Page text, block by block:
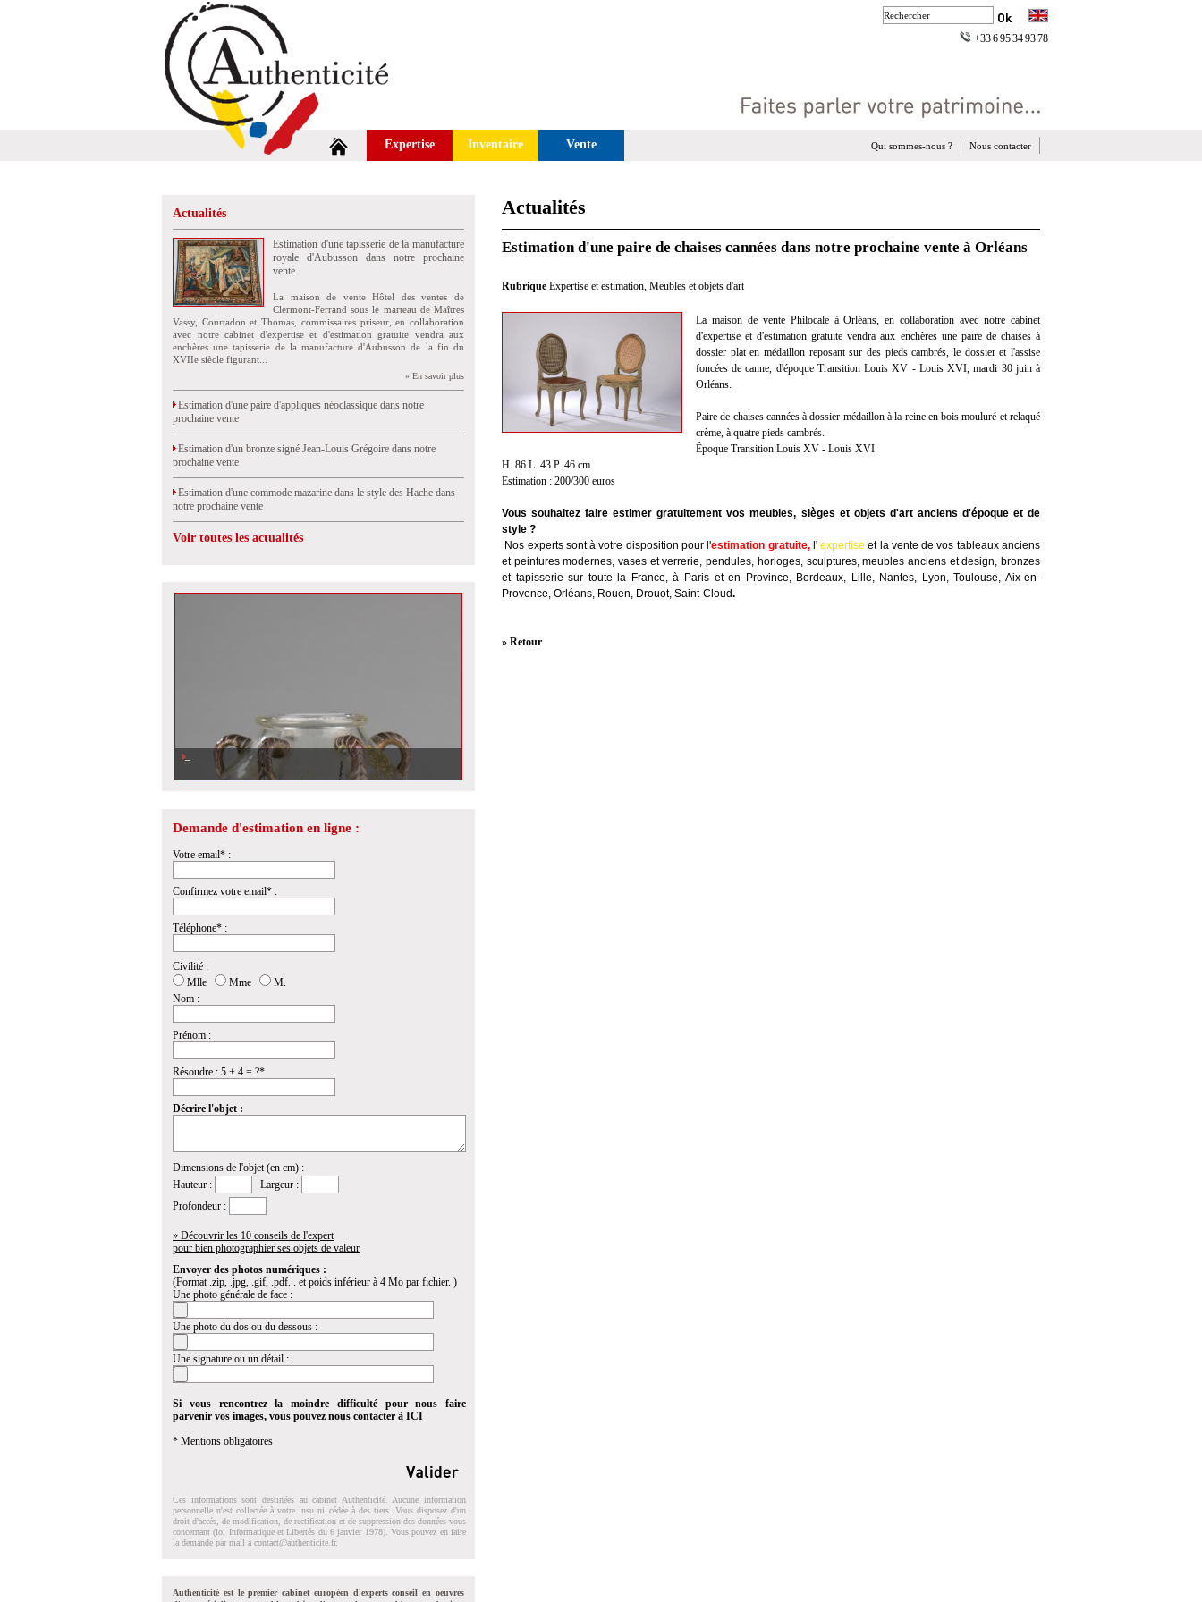
+33 6 95 34 93 78
Expertise Inventaire Vente Nous contacter
Qui sommes-nous ?
Actualités
Estimation d'une tapisserie de la manufacture
royale d'Aubusson dans notre prochaine
vente
La maison de vente Hôtel des ventes de
Clermont-Ferrand sous le marteau de Maîtres
Vassy, Courtadon et Thomas, commissaires priseur, en collaboration
avec notre cabinet d'expertise et d'estimation gratuite vendra aux
enchères une tapisserie de la manufacture d'Aubusson de la fin du
XVIIe siècle figurant...
» En savoir plus
Estimation d'une paire d'appliques néoclassique dans notre
prochaine vente
Estimation d'un bronze signé Jean-Louis Grégoire dans notre
prochaine vente
Estimation d'une commode mazarine dans le style des Hache dans
notre prochaine vente
Voir toutes les actualités
Demande d'estimation en ligne :
Votre email* :
Confirmez votre email* :
Téléphone* :
Civilité :
Mlle
Mme
M.
Nom :
Prénom :
Résoudre : 5 + 4 = ?*
Décrire l'objet :
Dimensions de l'objet (en cm) :
Hauteur :
Largeur :
Profondeur :
» Découvrir les 10 conseils de l'expert
pour bien photographier ses objets de valeur
Envoyer des photos numériques :
(Format .zip, .jpg, .gif, .pdf... et poids inférieur à 4 Mo par fichier. )
Une photo générale de face :
Une photo du dos ou du dessous :
Une signature ou un détail :
Si vous rencontrez la moindre difficulté pour nous faire
parvenir vos images, vous pouvez nous contacter à ICI
* Mentions obligatoires
Ces informations sont destinées au cabinet Authenticité. Aucune information
personnelle n'est collectée à votre insu ni cédée à des tiers. Vous disposez d'un
droit d'accés, de modification, de rectification et de suppression des données vous
concernant (loi Informatique et Libertés du 6 janvier 1978). Vous pouvez en faire
la demande par mail à contact@authenticite.fr.
Authenticité est le premier cabinet européen d'experts conseil en oeuvres
Actualités
Estimation d'une paire de chaises cannées dans notre prochaine vente à Orléans
Rubrique Expertise et estimation, Meubles et objets d'art
La maison de vente Philocale à Orléans, en collaboration avec notre cabinet
d'expertise et d'estimation gratuite vendra aux enchères une paire de chaises à
dossier plat en médaillon reposant sur des pieds cambrés, le dossier et l'assise
foncées de canne, d'époque Transition Louis XV - Louis XVI, mardi 30 juin à
Orléans.
Paire de chaises cannées à dossier médaillon à la reine en bois mouluré et relaqué
crème, à quatre pieds cambrés.
Époque Transition Louis XV - Louis XVI
H. 86 L. 43 P. 46 cm
Estimation : 200/300 euros
Vous souhaitez faire estimer gratuitement vos meubles, sièges et objets d'art anciens d'époque et de
style ?
Nos experts sont à votre disposition pour l'estimation gratuite, l'expertise et la vente de vos tableaux anciens
et peintures modernes, vases et verrerie, pendules, horloges, sculptures, meubles anciens et design, bronzes
et tapisserie sur toute la France, à Paris et en Province, Bordeaux, Lille, Nantes, Lyon, Toulouse, Aix-en-
Provence, Orléans, Rouen, Drouot, Saint-Cloud.
» Retour